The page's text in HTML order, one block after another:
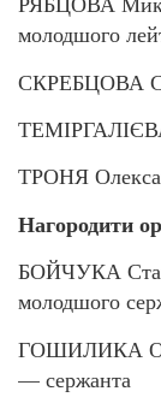
молодшого
СКРЕБЦОВА
ТРОНЯ
Нагородити
БОЙЧУКА
молодшого
ГОШИЛИКА
— сержанта